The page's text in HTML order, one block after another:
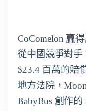
CoComelon 贏
從中國競爭對手
$23.4 百萬的賠
地方法院，
BabyBus 創作的